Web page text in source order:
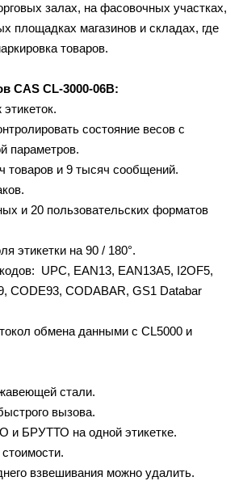
залах, на фасовочных участках,
площадках магазинов и складах, где
товаров.
CAS CL-3000-06B:
состояние весов с
параметров.
товаров и 9 тысяч сообщений.
и 20 пользовательских форматов
этикетки на 90 / 180°.
UPC, EAN13, EAN13A5, I2OF5,
CODE93, CODABAR, GS1 Databar
обмена данными с CL5000 и
стали.
вызова.
и БРУТТО на одной этикетке.
взвешивания можно удалить.